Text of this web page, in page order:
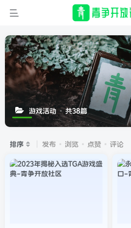
游戏活动 共38篇
排序 发布 浏览 点赞 评论